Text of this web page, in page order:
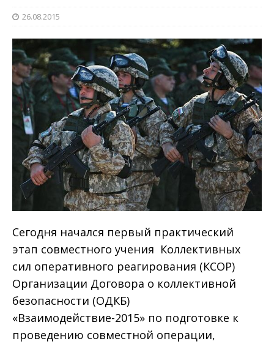
26.08.2015
Сегодня начался первый практический
этап совместного учения Коллективных
сил оперативного реагирования (КСОР)
Организации Договора о коллективной
безопасности (ОДКБ)
«Взаимодействие-2015» по подготовке к
проведению совместной операции,